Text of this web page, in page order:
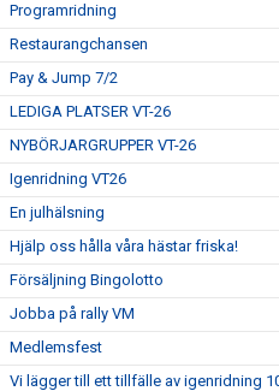
Programridning
Restaurangchansen
Pay & Jump 7/2
LEDIGA PLATSER VT-26
NYBÖRJARGRUPPER VT-26
Igenridning VT26
En julhälsning
Hjälp oss hålla våra hästar friska!
Försäljning Bingolotto
Jobba på rally VM
Medlemsfest
Vi lägger till ett tillfälle av igenridning